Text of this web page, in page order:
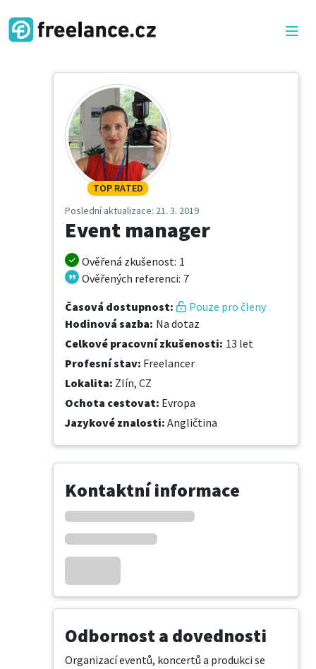
TOP RATED
Poslední aktualizace: 21. 3. 2019
Event manager
Ověřená zkušenost: 1
Ověřených referenci: 7
Časová dostupnost:
Pouze pro členy
Hodinová sazba: Na dotaz
Celkové pracovní zkušenosti: 13 let
Profesní stav: Freelancer
Lokalita: Zlín, CZ
Ochota cestovat: Evropa
Jazykové znalosti: Angličtina
Kontaktní informace
Odbornost a dovednosti
Organizací eventů, koncertů a produkci se